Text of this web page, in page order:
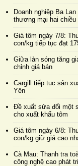
Doanh nghiệp Ba
thương mại hai chiều
Giá tôm ngày 7/8:
con/kg tiếp tục đạt
Giữa làn sóng tăng
chỉnh giá bán
Cargill tiếp tục sản
Yên
Đề xuất sửa đổi một
cho xuất khẩu tôm
Giá tôm ngày 6/8:
con/kg giữ giá cao
Cà Mau: Thanh tra
công nghệ cao phát